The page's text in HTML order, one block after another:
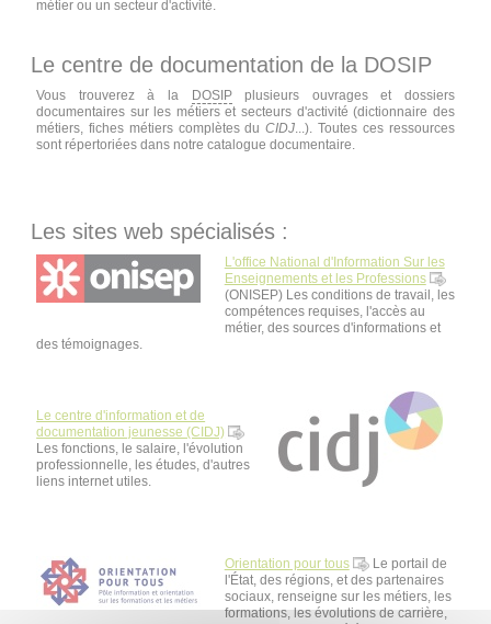
métier ou un secteur d'activité.
Le centre de documentation de la DOSIP
Vous trouverez à la DOSIPplusieurs ouvrages et dossiers
documentaires sur les métiers et secteurs d'activité (dictionnaire des
métiers, fiches métiers complètes duCIDJ ...). Toutes ces ressources
sont répertoriées dans notre catalogue documentaire.
Les sites web spécialisés :
L'office National d'Information Sur les
Enseignements et les Professions
(ONISEP) Les conditions de travail, les
compétences requises, l'accès au
métier, des sources d'informations et
des témoignages.
Le centre d'information et de
documentation jeunesse (CIDJ)
Les fonctions, le salaire, l'évolution
professionnelle, les études, d'autres
liens internet utiles.
Orientation pour tous
Le portail de
l'État, des régions, et des partenaires
sociaux, renseigne sur les métiers, les
formations, les évolutions de carrière,